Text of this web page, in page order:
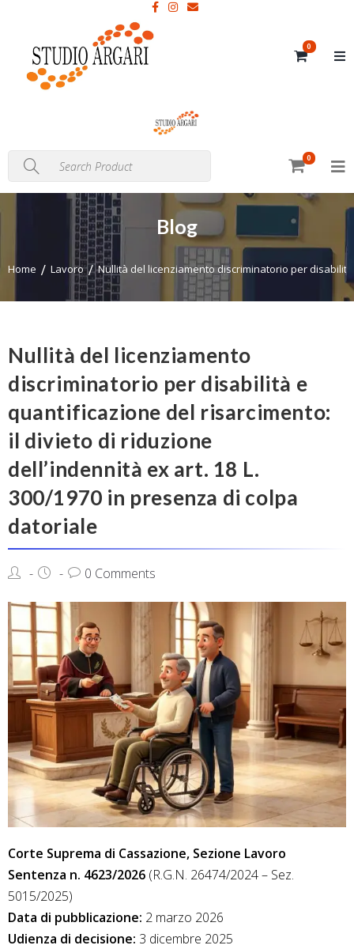
0
0
Blog
Home Lavoro Nullità del licenziamento discriminatorio per
Nullità del licenziamento
discriminatorio per disabilità e
quantificazione del risarcimento:
il divieto di riduzione
dell’indennità ex art. 18 L.
300/1970 in presenza di colpa
datoriale
0 Comments
Corte Suprema di Cassazione, Sezione Lavoro
Sentenza n. 4623/2026 (R.G.N. 26474/2024 – Sez.
5015/2025)
Data di pubblicazione: 2 marzo 2026
Udienza di decisione: 3 dicembre 2025